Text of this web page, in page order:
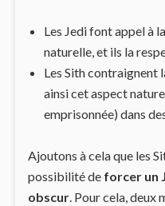
Les Jedi font appel à
naturelle, et ils la
Les Sith contraignent
ainsi cet aspect
emprisonnée) dans
Ajoutons à cela que les
possibilité de forcer un
obscur. Pour cela, deux